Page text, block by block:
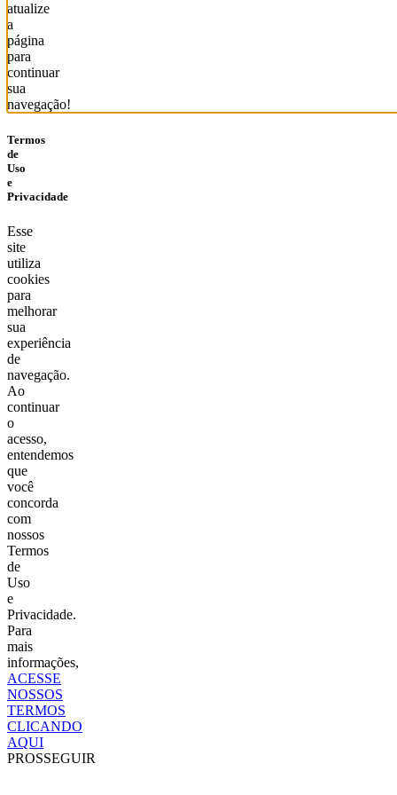
atualize
a
página
para
continuar
sua
navegação!
Termos
de
Uso
e
Privacidade
Esse
site
utiliza
cookies
para
melhorar
sua
experiência
de
navegação.
Ao
continuar
o
acesso,
entendemos
que
você
concorda
com
nossos
Termos
de
Uso
e
Privacidade.
Para
mais
informações,
ACESSE
NOSSOS
TERMOS
CLICANDO
AQUI
PROSSEGUIR